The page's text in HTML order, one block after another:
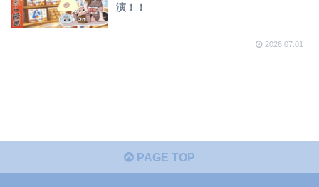
演！！
2026.07.01
PAGE TOP